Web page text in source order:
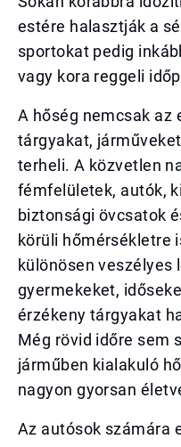
estére halasztják a
sportokat pedig
vagy kora reggeli
A hőség nemcsak az
tárgyakat,
terheli. A közvetlen
fémfelületek, autók,
biztonsági övcsatok
körüli hőmérsékletre
különösen veszélyes
gyermekeket,
érzékeny tárgyakat
Még rövid időre sem
járműben kialakuló
nagyon gyorsan
Az autósok számára